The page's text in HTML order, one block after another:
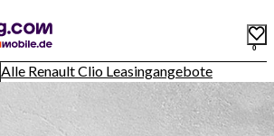
0
Alle Renault Clio Leasingangebote